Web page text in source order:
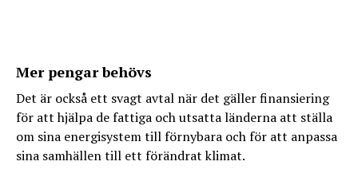
Mer pengar behövs
Det är också ett svagt avtal när det gäller finansiering
för att hjälpa de fattiga och utsatta länderna att ställa
om sina energisystem till förnybara och för att anpassa
sina samhällen till ett förändrat klimat.